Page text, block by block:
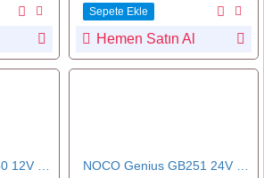
Sepete Ekle
Hemen Satın Al